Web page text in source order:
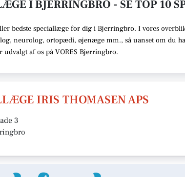
I BJERRINGBRO - SE TOP 10
bedste speciallæge for dig i Bjerringbro. I vores
neurolog, ortopædi, øjenæge mm., så uanset om
udvalgt af os på VORES Bjerringbro.
IRIS THOMASEN APS
3